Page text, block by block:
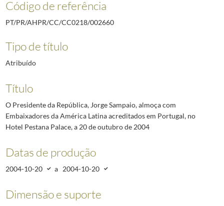
Código de referência
PT/PR/AHPR/CC/CC0218/002660
Tipo de título
Atribuído
Título
O Presidente da República, Jorge Sampaio, almoça com
Embaixadores da América Latina acreditados em Portugal, no
Hotel Pestana Palace, a 20 de outubro de 2004
Datas de produção
2004-10-20 a 2004-10-20
Dimensão e suporte